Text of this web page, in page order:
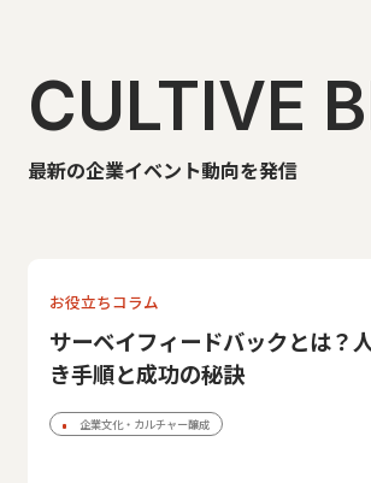
CULTIVE
最新の企業イベント動向を発信
お役立ちコラム
サーベイフィードバックとは？
き手順と成功の秘訣
企業文化・カルチャー醸成